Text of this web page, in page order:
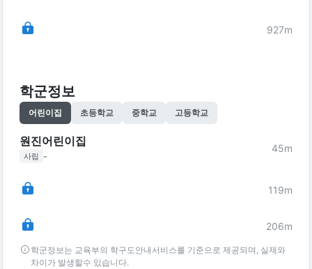
927m
학군정보
어린이집 초등학교 중학교 고등학교
원진어린이집
사립 -
45m
119m
206m
학군정보는 교육부의 학구도안내서비스를 기준으로 제공되며, 실제와
차이가 발생할수 있습니다.